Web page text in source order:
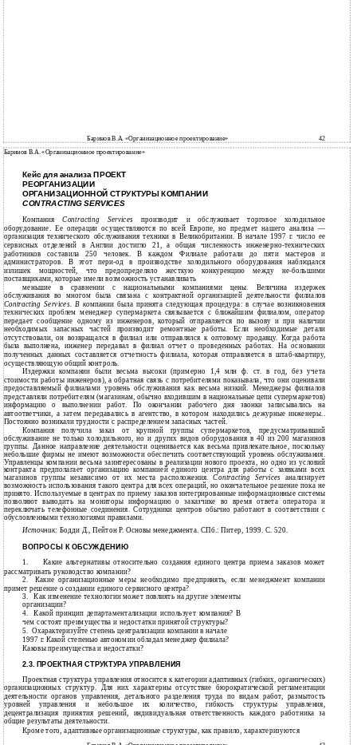
Баринов В.А. «Организационное проектирование» 42
Баринов В.А. «Организационное проектирование»
Кейс для анализа ПРОЕКТ
РЕОРГАНИЗАЦИИ
ОРГАНИЗАЦИОННОЙ СТРУКТУРЫ КОМПАНИИ
CONTRACTING SERVICES
КомпанияContracting Services производит и обслуживает торговое холодильное
оборудование. Ее операции осуществляются по всей Европе, но предмет нашего анализа —
организация технического обслуживания техники в Великобритании. В начале 1997 г. число ее
сервисных отделений в Англии достигло 21, а общая численность инженерно-технических
работников составила 250 человек. В каждом Филиале работали до пяти мастеров и
администраторов. В этот пери-од в производстве холодильного оборудования наблюдался
излишек мощностей, что предопределяло жесткую конкуренцию между не-большими
поставщиками, которые имели возможность устанавливать
меньшие в сравнении с национальными компаниями цены. Величина издержек
обслуживания во многом была связана с контрактной организацией деятельности филиалов
Contracting Services. В компании была принята следующая процедура: в случае возникновения
технических проблем менеджер супермаркета связывается с ближайшим филиалом, оператор
передает сообщение одному из инженеров, который отправляется по вызову и при наличии
необходимых запасных частей производит ремонтные работы. Если необходимые детали
отсутствовали, он возвращался в филиал или отправлялся к оптовому продавцу. Когда работа
была выполнена, инженер передавал в филиал отчет о проведенных работах. На основании
полученных данных составляется отчетность филиала, которая отправляется в штаб-квартиру,
осуществляющую общий контроль.
Издержки компании были весьма высоки (примерно 1,4 млн ф. ст. в год, без учета
стоимости работы инженеров), а обратная связь с потребителями показывала, что они оценивали
предоставляемый филиалами уровень обслуживания как весьма низкий. Менеджеры филиалов
представляли потребителям (магазинам, обычно входившим в национальные цепи супермаркетов)
информацию о выполнении работ. По окончании рабочего дня звонки записывались на
автоответчики, а затем передавались в агентство, в котором находились дежурные инженеры..
Постоянно возникали трудности с распределением запасных частей.
Компания получила заказ от крупной группы супермаркетов, предусматривавший
обслуживание не только холодильного, но и других видов оборудования в 40 из 200 магазинов
группы. Данное направление деятельности оценивается как весьма привлекательное, поскольку
небольшие фирмы не имеют возможности обеспечить соответствующий уровень обслуживания.
Управленцы компании весьма заинтересованы в реализации нового проекта, но одно из условий
контракта предполагает организацию компанией единого центра для работы с заявками всех
магазинов группы независимо от их места расположения.Contracting Servicesанализирует
возможность использования такого центра для всех операций, но окончательное решение пока не
принято. Используемые в центрах по приему заказов интегрированные информационные системы
позволяют выводить на мониторы информацию о заказчике во время ответа оператора и
переключать телефонные соединения. Сотрудники центров обычно работают в соответствии с
обусловленными технологиями правилами.
Источник: Бодди Д., Пейтон Р. Основы менеджмента. СПб.: Питер, 1999. С. 520.
ВОПРОСЫ К ОБСУЖДЕНИЮ
1. Какие альтернативы относительно создания единого центра приема заказов может
рассматривать руководство компании?
2.
Какие организационные меры необходимо предпринять, если менеджмент компании
примет решение о создании единого сервисного центра?
3.
Как изменение технологии может повлиять на другие элементы
организации?
4.
Какой принцип департаментализации использует компания? В
чем состоят преимущества и недостатки принятой структуры?
5. Охарактеризуйте степень централизации компании в начале
1997 г. Какой степенью автономии обладал менеджер филиала?
Каковы преимущества и недостатки?
2.3. ПРОЕКТНАЯ СТРУКТУРА УПРАВЛЕНИЯ
Проектная структура управления относится к категории адаптивных (гибких, органических)
организационных структур. Для них характерны отсутствие бюрократической регламентации
деятельности органов управления, детального разделения труда по видам работ, размытость
уровней управления и небольшое их количество, гибкость структуры управления,
децентрализация принятия решений, индивидуальная ответственность каждого работника за
общие результаты деятельности.
Кроме того, адаптивные организационные структуры, как правило, характеризуются